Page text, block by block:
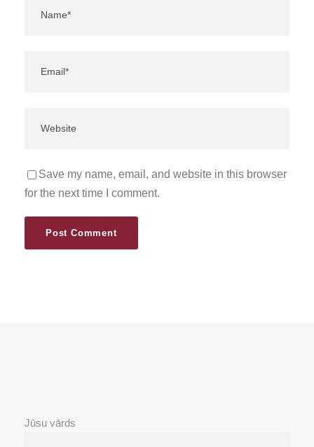
Save my name, email, and website in this browser
for the next time I comment.
Jūsu vārds